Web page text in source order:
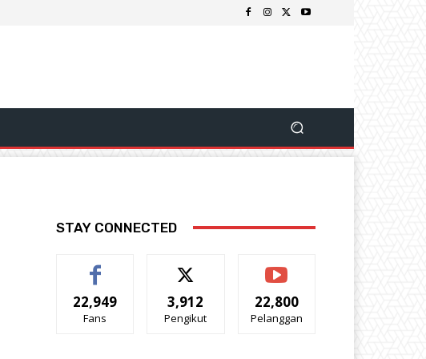
STAY CONNECTED
22,949
Fans
3,912
Pengikut
22,800
Pelanggan